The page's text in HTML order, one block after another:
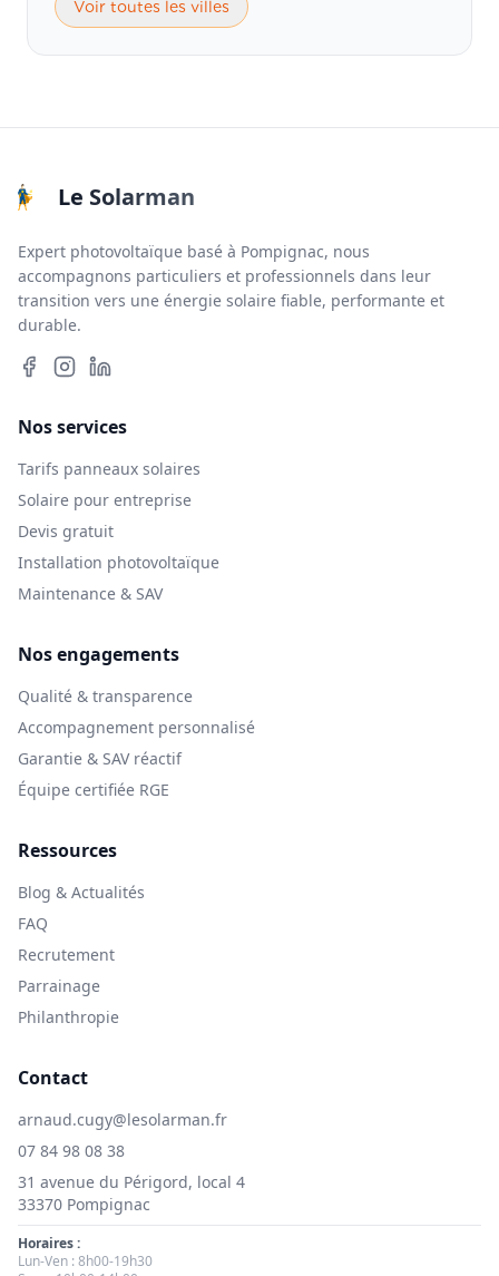
Voir toutes les villes
Le Solarman
Expert photovoltaïque basé à Pompignac, nous
accompagnons particuliers et professionnels dans leur
transition vers une énergie solaire fiable, performante et
durable.
Nos services
Tarifs panneaux solaires
Solaire pour entreprise
Devis gratuit
Installation photovoltaïque
Maintenance & SAV
Nos engagements
Qualité & transparence
Accompagnement personnalisé
Garantie & SAV réactif
Équipe certifiée RGE
Ressources
Blog & Actualités
FAQ
Recrutement
Parrainage
Philanthropie
Contact
arnaud.cugy@lesolarman.fr
07 84 98 08 38
31 avenue du Périgord, local 4
33370 Pompignac
Horaires :
Lun-Ven : 8h00-19h30